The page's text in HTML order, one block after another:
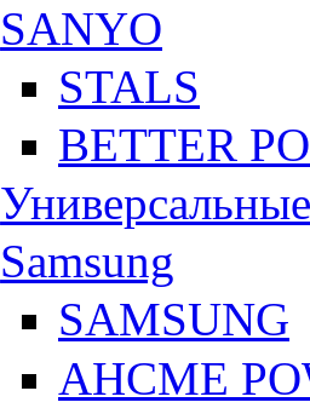
SANYO
STALS
BETTER
Универсальные
Samsung
SAMSUNG
AHCME